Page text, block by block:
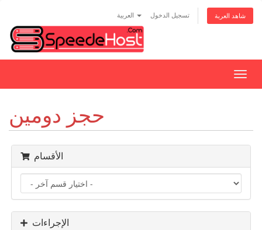
تسجيل الدخول شاهد العربة
تبديل
التنقل
حجز دومين
الأقسام
الإجراءات